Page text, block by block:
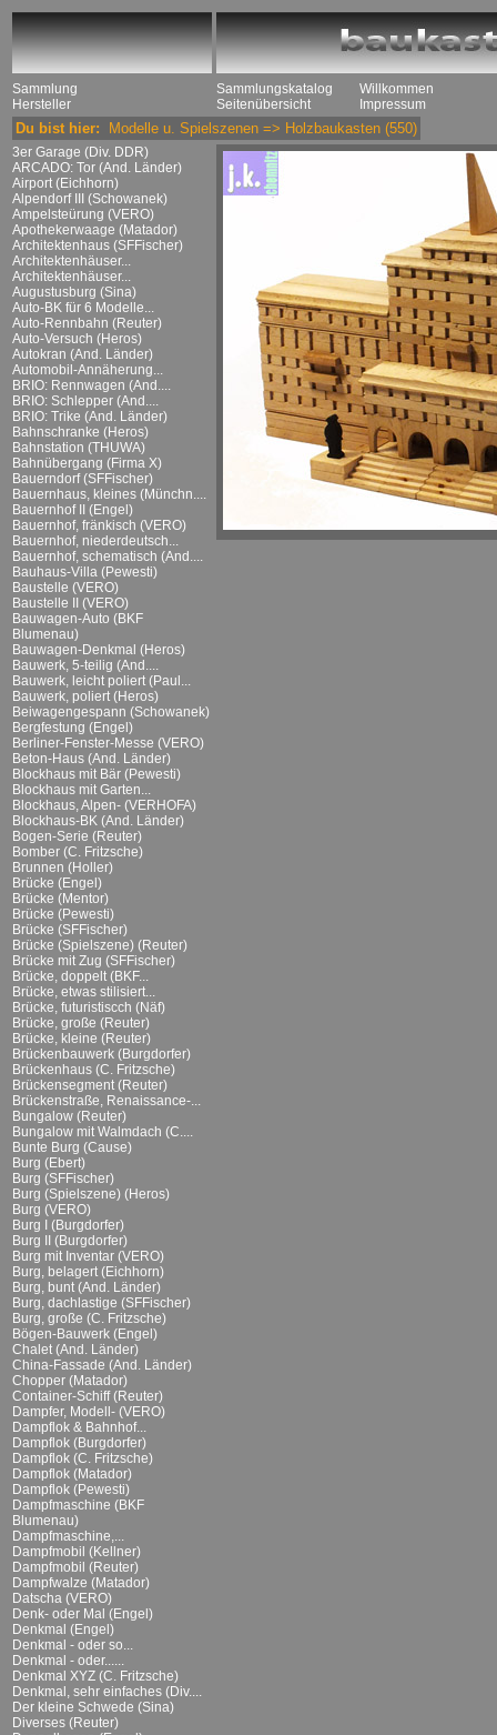
Sammlung
Hersteller
Sammlungskatalog
Seitenübersicht
Willkommen
Impressum
Du bist hier: Modelle u. Spielszenen => Holzbaukasten (550)
3er Garage (Div. DDR)
ARCADO: Tor (And. Länder)
Airport (Eichhorn)
Alpendorf III (Schowanek)
Ampelsteürung (VERO)
Apothekerwaage (Matador)
Architektenhaus (SFFischer)
Architektenhäuser...
Architektenhäuser...
Augustusburg (Sina)
Auto-BK für 6 Modelle...
Auto-Rennbahn (Reuter)
Auto-Versuch (Heros)
Autokran (And. Länder)
Automobil-Annäherung...
BRIO: Rennwagen (And....
BRIO: Schlepper (And....
BRIO: Trike (And. Länder)
Bahnschranke (Heros)
Bahnstation (THUWA)
Bahnübergang (Firma X)
Bauerndorf (SFFischer)
Bauernhaus, kleines (Münchn....
Bauernhof II (Engel)
Bauernhof, fränkisch (VERO)
Bauernhof, niederdeutsch...
Bauernhof, schematisch (And....
Bauhaus-Villa (Pewesti)
Baustelle (VERO)
Baustelle II (VERO)
Bauwagen-Auto (BKF
Blumenau)
Bauwagen-Denkmal (Heros)
Bauwerk, 5-teilig (And....
Bauwerk, leicht poliert (Paul...
Bauwerk, poliert (Heros)
Beiwagengespann (Schowanek)
Bergfestung (Engel)
Berliner-Fenster-Messe (VERO)
Beton-Haus (And. Länder)
Blockhaus mit Bär (Pewesti)
Blockhaus mit Garten...
Blockhaus, Alpen- (VERHOFA)
Blockhaus-BK (And. Länder)
Bogen-Serie (Reuter)
Bomber (C. Fritzsche)
Brunnen (Holler)
Brücke (Engel)
Brücke (Mentor)
Brücke (Pewesti)
Brücke (SFFischer)
Brücke (Spielszene) (Reuter)
Brücke mit Zug (SFFischer)
Brücke, doppelt (BKF...
Brücke, etwas stilisiert...
Brücke, futuristiscch (Näf)
Brücke, große (Reuter)
Brücke, kleine (Reuter)
Brückenbauwerk (Burgdorfer)
Brückenhaus (C. Fritzsche)
Brückensegment (Reuter)
Brückenstraße, Renaissance-...
Bungalow (Reuter)
Bungalow mit Walmdach (C....
Bunte Burg (Cause)
Burg (Ebert)
Burg (SFFischer)
Burg (Spielszene) (Heros)
Burg (VERO)
Burg I (Burgdorfer)
Burg II (Burgdorfer)
Burg mit Inventar (VERO)
Burg, belagert (Eichhorn)
Burg, bunt (And. Länder)
Burg, dachlastige (SFFischer)
Burg, große (C. Fritzsche)
Bögen-Bauwerk (Engel)
Chalet (And. Länder)
China-Fassade (And. Länder)
Chopper (Matador)
Container-Schiff (Reuter)
Dampfer, Modell- (VERO)
Dampflok & Bahnhof...
Dampflok (Burgdorfer)
Dampflok (C. Fritzsche)
Dampflok (Matador)
Dampflok (Pewesti)
Dampfmaschine (BKF
Blumenau)
Dampfmaschine,...
Dampfmobil (Kellner)
Dampfmobil (Reuter)
Dampfwalze (Matador)
Datscha (VERO)
Denk- oder Mal (Engel)
Denkmal (Engel)
Denkmal - oder so...
Denkmal - oder......
Denkmal XYZ (C. Fritzsche)
Denkmal, sehr einfaches (Div....
Der kleine Schwede (Sina)
Diverses (Reuter)